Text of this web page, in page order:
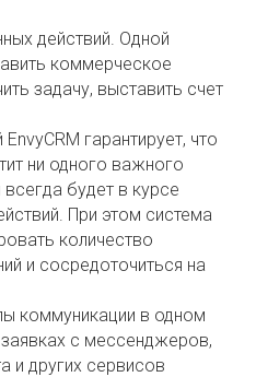
действий. Одной
коммерческое
задачу, выставить счет
гарантирует, что
ни одного важного
всегда будет в курсе
При этом система
количество
и сосредоточиться на
коммуникации в одном
с мессенджеров,
и других сервисов